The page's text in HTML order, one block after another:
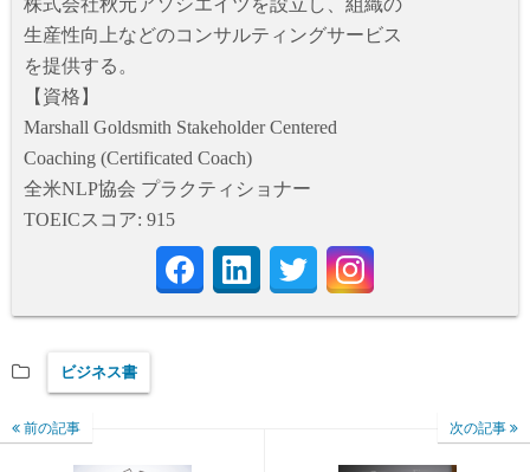
株式会社秋元アソシエイツを設立し、組織の
生産性向上などのコンサルティングサービス
を提供する。
【資格】
Marshall Goldsmith Stakeholder Centered
Coaching (Certificated Coach)
全米NLP協会 プラクティショナー
TOEICスコア: 915
ビジネス書
前の記事 次の記事